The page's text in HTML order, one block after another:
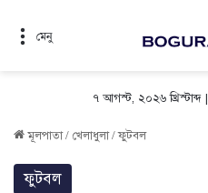
মেনু
৭ আগস্ট, ২০২৬ খ্রিস্টাব্দ|
মূলপাতা/ খেলাধুলা/ফুটবল
ফুটবল